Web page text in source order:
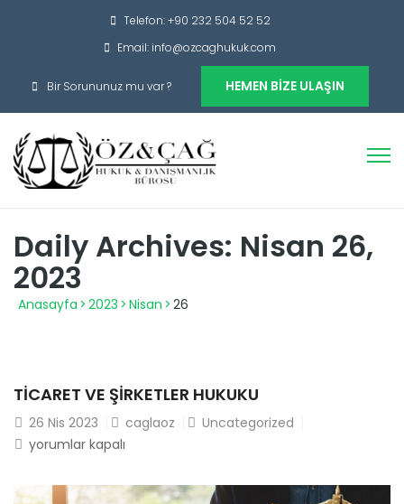
Telefon: +90 232 504 52 52
Email: info@ozcaghukuk.com
Bir Sorununuz mu var ? HEMEN BIZE ULAŞIN
Daily Archives: Nisan 26,
2023
Anasayfa > 2023 > Nisan > 26
TICARET VE ŞIRKETLER HUKUKU
26 Nis 2023 caglaoz
Uncategorized
yorumlar kapalı